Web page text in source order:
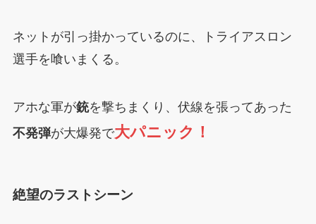
ネットが引っ掛かっているのに、トライアスロン
選手を喰いまくる。
アホな軍が銃を撃ちまくり、伏線を張ってあった
不発弾が大爆発で大パニック！
絶望のラストシーン